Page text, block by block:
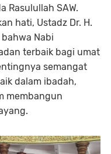
Rasulullah SAW.
hati, Ustadz Dr. H.
Nabi
terbaik bagi umat
semangat
dalam ibadah,
membangun